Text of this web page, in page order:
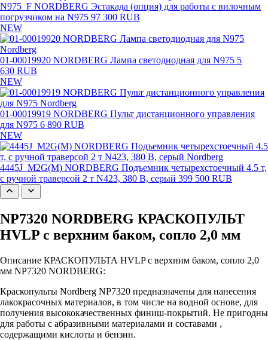
N975_F NORDBERG Эстакада (опция) для работы с вилочным
погрузчиком на N975 97 300 RUB
NEW
01-00019920 NORDBERG Лампа светодиодная для N975 5
630 RUB
NEW
01-00019919 NORDBERG Пульт дистанционного управления
для N975 6 890 RUB
NEW
4445J_M2G(M) NORDBERG Подъемник четырехстоечный 4.5 т,
с ручной траверсой 2 т N423, 380 В, серый 399 500 RUB
NP7320 NORDBERG КРАСКОПУЛЬТ
HVLP с верхним баком, сопло 2,0 мм
Описание КРАСКОПУЛЬТА HVLP с верхним баком, сопло 2,0
мм NP7320 NORDBERG:
Краскопульты Nordberg NP7320 предназначены для нанесения
лакокрасочных материалов, в том числе на водной основе, для
получения высококачественных финиш-покрытий. Не пригодны
для работы с абразивными материалами и составами ,
содержащими кислоты и бензин.